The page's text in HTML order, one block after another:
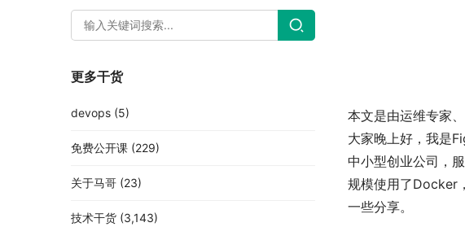
本文是由运维专家
大家晚上好，我是
中小型创业公司，
规模使用了Docker
一些分享。
更多干货
devops (5)
免费公开课 (229)
关于马哥 (23)
技术干货 (3,143)